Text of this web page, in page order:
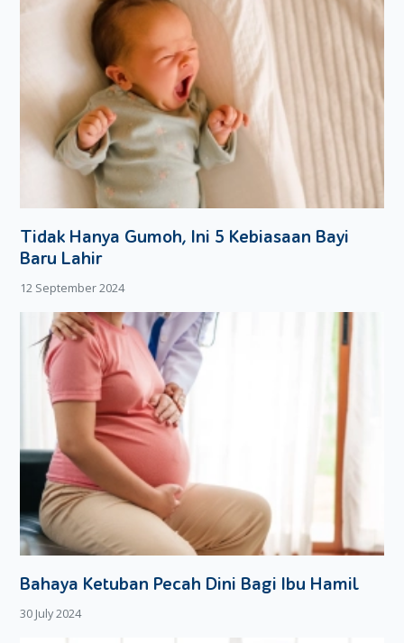
Tidak Hanya Gumoh, Ini 5 Kebiasaan Bayi
Baru Lahir
12 September 2024
Bahaya Ketuban Pecah Dini Bagi Ibu Hamil
30 July 2024